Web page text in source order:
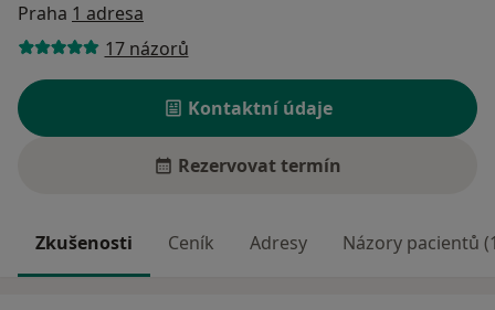
Praha 1 adresa
17 názorů
Kontaktní údaje
Rezervovat termín
Zkušenosti Ceník Adresy Názory pacientů